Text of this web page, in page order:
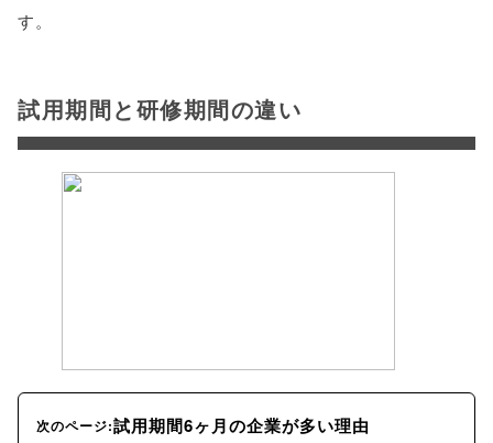
す。
試用期間と研修期間の違い
次のページ:試用期間6ヶ月の企業が多い理由